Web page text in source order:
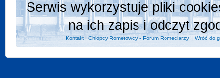
Serwis wykorzystuje pliki
na ich zapis i odczyt
Kontakt |Chlopcy Rometowcy - Forum Romeciarzy! |Wróć do